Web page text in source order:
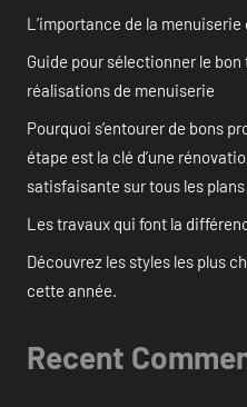
L’importance de la
Guide pour sélectionner le
réalisations de menuiserie
Pourquoi s’entourer de bons
étape est la clé d’une
satisfaisante sur tous les plans
Les travaux qui font la
Découvrez les styles les plus
cette année.
Recent